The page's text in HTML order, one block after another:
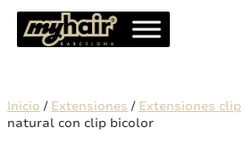
Inicio / Extensiones / Extensiones clip
natural con clip bicolor